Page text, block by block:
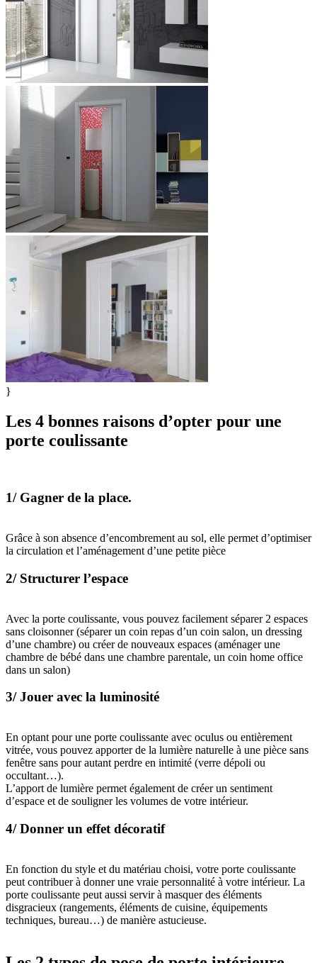
}
Les 4 bonnes raisons d’opter pour une
porte coulissante
1/ Gagner de la place.
Grâce à son absence d’encombrement au sol, elle permet d’optimiser
la circulation et l’aménagement d’une petite pièce
2/ Structurer l’espace
Avec la porte coulissante, vous pouvez facilement séparer 2 espaces
sans cloisonner (séparer un coin repas d’un coin salon, un dressing
d’une chambre) ou créer de nouveaux espaces (aménager une
chambre de bébé dans une chambre parentale, un coin home office
dans un salon)
3/ Jouer avec la luminosité
En optant pour une porte coulissante avec oculus ou entièrement
vitrée, vous pouvez apporter de la lumière naturelle à une pièce sans
fenêtre sans pour autant perdre en intimité (verre dépoli ou
occultant…).
L’apport de lumière permet également de créer un sentiment
d’espace et de souligner les volumes de votre intérieur.
4/ Donner un effet décoratif
En fonction du style et du matériau choisi, votre porte coulissante
peut contribuer à donner une vraie personnalité à votre intérieur. La
porte coulissante peut aussi servir à masquer des éléments
disgracieux (rangements, éléments de cuisine, équipements
techniques, bureau…) de manière astucieuse.